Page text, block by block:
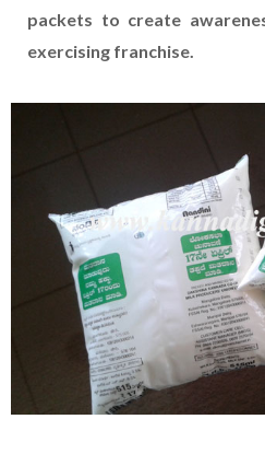
packets to create
exercising franchise.